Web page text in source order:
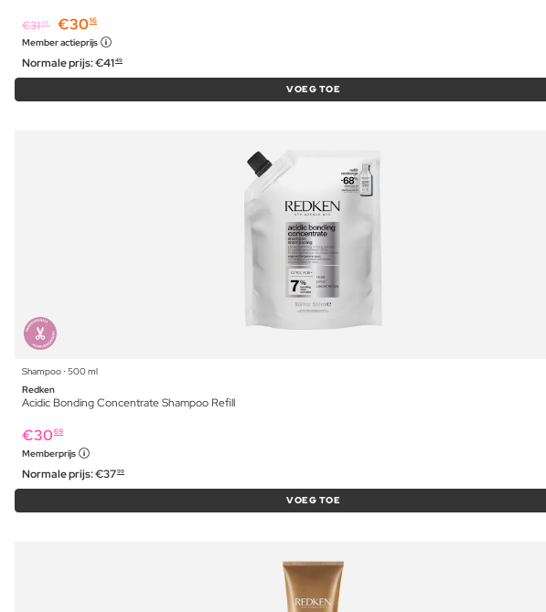
€3109 €3016
Member actieprijs
Normale prijs:€4149
VOEG TOE
Shampoo ⋅ 500 ml
Redken
Acidic Bonding Concentrate Shampoo Refill
€3069
Memberprijs
Normale prijs:€3799
VOEG TOE